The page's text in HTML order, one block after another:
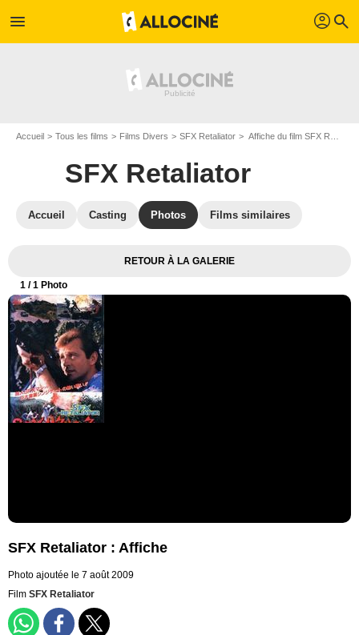
menu profil search
Accueil Tous les films Films Divers SFX Retaliator Affiche du film SFX Retaliator - Photo 1
SFX Retaliator
Accueil Casting Photos Films similaires
RETOUR À LA GALERIE
1 / 1 Photo
SFX Retaliator : Affiche
Photo ajoutée le 7 août 2009
Film SFX Retaliator